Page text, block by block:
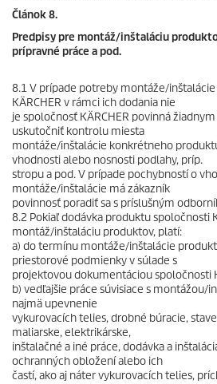
Článok 8.
Predpisy pre montáž/inštaláciu
prípravné práce a pod.
8.1 V prípade potreby montáže/
KÄRCHER v rámci ich dodania nie
je spoločnosť KÄRCHER povinná
uskutočniť kontrolu miesta
montáže/inštalácie konkrétneho
vhodnosti alebo nosnosti podlahy, príp.
stropu a pod. V prípade pochybností o
montáže/inštalácie má zákazník
povinnosť poradiť sa s príslušným
8.2 Pokiaľ dodávka produktu spoločnosti
montáž/inštaláciu produktov, platí:
a) do termínu montáže/inštalácie
priestorové podmienky v súlade s
projektovou dokumentáciou spoločnosti
b) vedľajšie práce súvisiace s montážou/
najmä upevnenie
vykurovacích telies, drobné búracie,
maliarske, elektrikárske,
inštalačné a iné práce, dodávka a
ochranných obložení alebo ich
častí, ako aj náter vykurovacích telies,